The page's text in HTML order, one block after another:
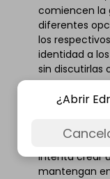
comiencen la
diferentes
los
identidad a
sin discutirlas
Mantener el
los que los
sesión de
un poco
códigos de
intenta crear
mantengan
¿Abrir